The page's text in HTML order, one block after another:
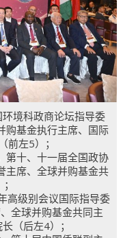
境科政商论坛指导委
购基金执行主席、国际
前左5）；
第十、十一届全国政协
主席、全球并购基金共
高级别会议国际指导委
全球并购基金共同主
（后左4）；